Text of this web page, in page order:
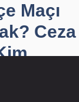
Maçı
Ceza